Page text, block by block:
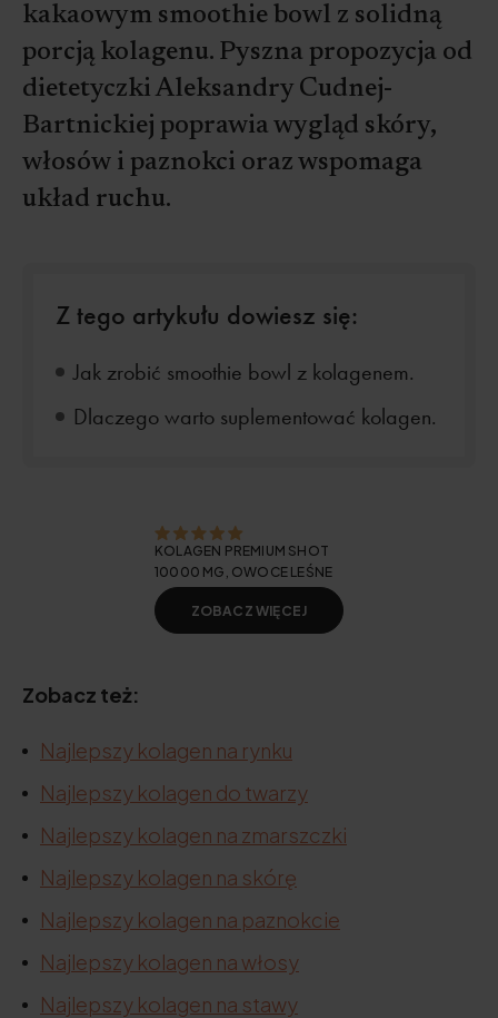
kakaowym smoothie bowl z solidną
porcją kolagenu. Pyszna propozycja od
dietetyczki Aleksandry Cudnej-
Bartnickiej poprawia wygląd skóry,
włosów i paznokci oraz wspomaga
układ ruchu.
Z tego artykułu dowiesz się:
Jak zrobić smoothie bowl z kolagenem.
Dlaczego warto suplementować kolagen.
KOLAGEN PREMIUM SHOT
10000 MG, OWOCE LEŚNE
ZOBACZ WIĘCEJ
Zobacz też:
Najlepszy kolagen na rynku
Najlepszy kolagen do twarzy
Najlepszy kolagen na zmarszczki
Najlepszy kolagen na skórę
Najlepszy kolagen na paznokcie
Najlepszy kolagen na włosy
Najlepszy kolagen na stawy